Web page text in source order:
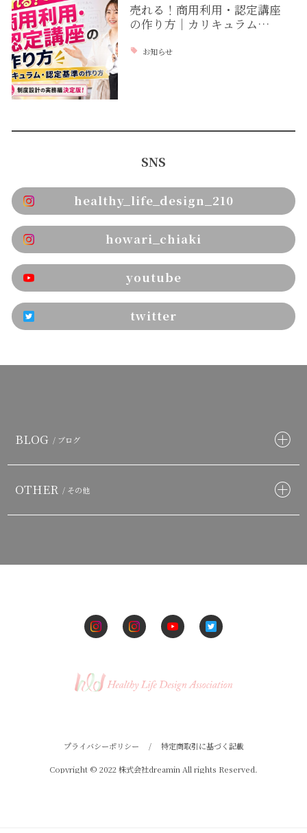
売れる！商用利用・認定講座
の作り方｜カリキュラム…
お知らせ
SNS
healthy_life_design_210
howari_chiaki
youtube
twitter
BLOG / ブログ
OTHER / その他
プライバシーポリシー / 特定商取引に基づく記載
Copyright © 2022 株式会社dreamin All rights Reserved.